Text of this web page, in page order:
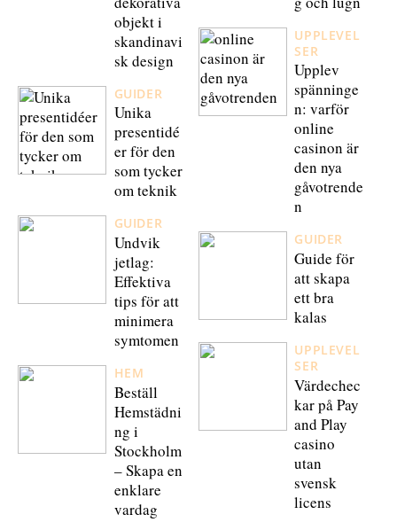
objekt i
skandinavi
sk design
GUIDER
Unika
presentidé
er för den
som tycker
om teknik
GUIDER
Undvik
jetlag:
Effektiva
tips för att
minimera
symtomen
HEM
Beställ
Hemstädni
ng i
Stockholm
– Skapa en
enklare
vardag
UPPLEVEL
SER
Upplev
spänninge
n: varför
online
casinon är
den nya
gåvotrende
n
GUIDER
Guide för
att skapa
ett bra
kalas
UPPLEVEL
SER
Värdechec
kar på Pay
and Play
casino
utan
svensk
licens